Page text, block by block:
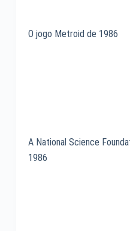
O jogo Metroid de 1986
A National Science
1986